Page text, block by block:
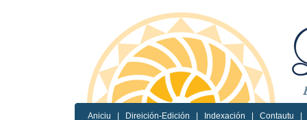
Aniciu Direición-Edición Indexación Contautu